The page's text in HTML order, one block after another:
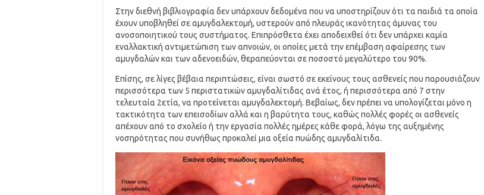
Στην διεθνή βιβλιογραφία δεν υπάρχουν δεδομένα που να υποστηρίζουν ότι τα παιδιά τα οποία
έχουν υποβληθεί σε αμυγδαλεκτομή, υστερούν από πλευράς ικανότητας άμυνας του
ανοσοποιητικού τους συστήματος. Επιπρόσθετα έχει αποδειχθεί ότι δεν υπάρχει καμία
εναλλακτική αντιμετώπιση των απνοιών, οι οποίες μετά την επέμβαση αφαίρεσης των
αμυγδαλών και των αδενοειδών, θεραπεύονται σε ποσοστό μεγαλύτερο του 90%.
Επίσης, σε λίγες βέβαια περιπτώσεις, είναι σωστό σε εκείνους τους ασθενείς που παρουσιάζουν
περισσότερα των 5 περιστατικών αμυγδαλίτιδας ανά έτος, ή περισσότερα από 7 στην
τελευταία 2ετία, να προτείνεται αμυγδαλεκτομή. Βεβαίως, δεν πρέπει να υπολογίζεται μόνο η
τακτικότητα των επεισοδίων αλλά και η βαρύτητα τους, καθώς πολλές φορές οι ασθενείς
απέχουν από το σχολείο ή την εργασία πολλές ημέρες κάθε φορά, λόγω της αυξημένης
νοσηρότητας που συνήθως προκαλεί μια οξεία πυώδης αμυγδαλίτιδα.